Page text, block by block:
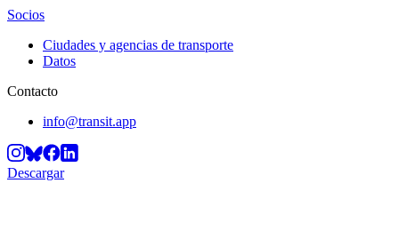
Socios
Ciudades y agencias de transporte
Datos
Contacto
info@transit.app
Descargar